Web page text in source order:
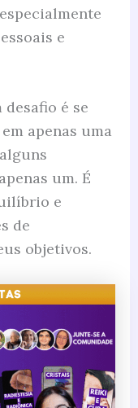
e
é se
apenas uma
um. É
e
de
objetivos.